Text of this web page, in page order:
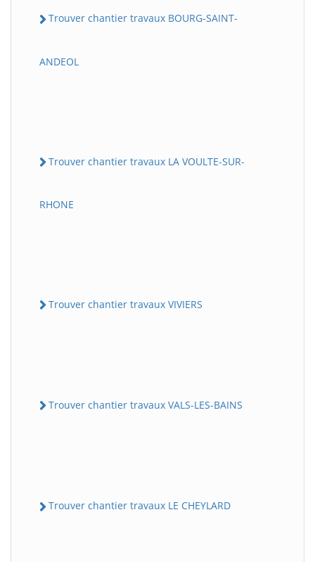
Trouver chantier travaux BOURG-SAINT-
ANDEOL
Trouver chantier travaux LA VOULTE-SUR-
RHONE
Trouver chantier travaux VIVIERS
Trouver chantier travaux VALS-LES-BAINS
Trouver chantier travaux LE CHEYLARD